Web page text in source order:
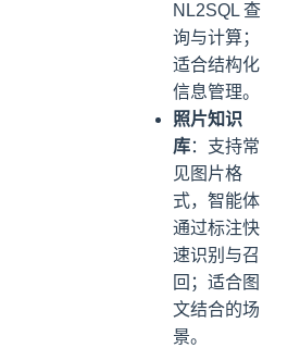
NL2SQL 查
询与计算；
适合结构化
信息管理。
照片知识
库：支持常
见图片格
式，智能体
通过标注快
速识别与召
回；适合图
文结合的场
景。